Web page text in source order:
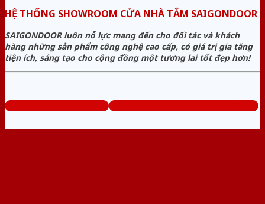
HỆ THỐNG SHOWROOM CỬA NHÀ TẮM SAIGONDOOR
SAIGONDOOR luôn nỗ lực mang đến cho đối tác và khách
hàng những sản phẩm công nghệ cao cấp, có giá trị gia tăng
tiện ích, sáng tạo cho cộng đồng một tương lai tốt đẹp hơn!
www.cuanhuanhatam.com Tổng đài tư vấn miễn phí: 0824.400.400